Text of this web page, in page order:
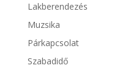
Lakberendezés
Muzsika
Párkapcsolat
Szabadidő